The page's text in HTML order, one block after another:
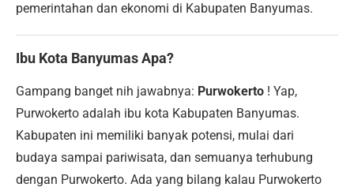
pemerintahan dan ekonomi di Kabupaten Banyumas.
Ibu Kota Banyumas Apa?
Gampang banget nih jawabnya: Purwokerto ! Yap,
Purwokerto adalah ibu kota Kabupaten Banyumas.
Kabupaten ini memiliki banyak potensi, mulai dari
budaya sampai pariwisata, dan semuanya terhubung
dengan Purwokerto. Ada yang bilang kalau Purwokerto